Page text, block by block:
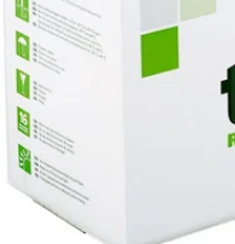
Sie das Medium 0